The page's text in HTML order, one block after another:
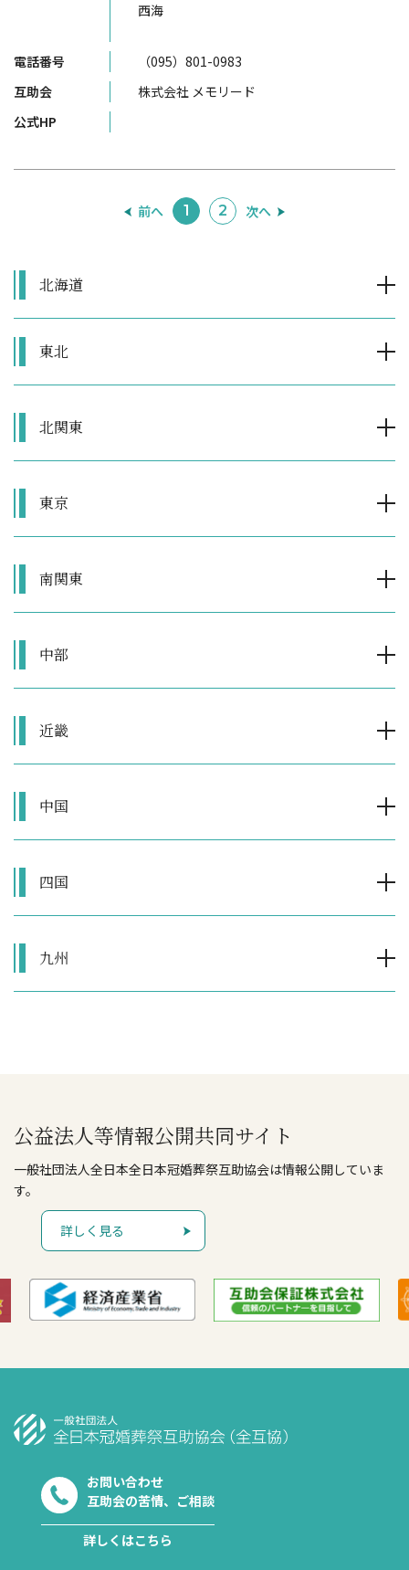
北海道
東北
北関東
東京
南関東
中部
近畿
中国
四国
九州
西海
電話番号
（095）801-0983
互助会
株式会社 メモリード
公式HP
前へ 1 2 次へ
公益法人等情報公開共同サイト
一般社団法人全日本全日本冠婚葬祭互助協会は情報公開していま
す。
詳しく見る
お問い合わせ
互助会の苦情、ご相談
詳しくはこちら